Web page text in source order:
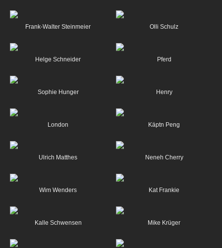
Frank-Walter Steinmeier Olli Schulz
Helge Schneider Pferd
Sophie Hunger Henry
London Käptn Peng
Ulrich Matthes Neneh Cherry
Wim Wenders Kat Frankie
Kalle Schwensen Mike Krüger